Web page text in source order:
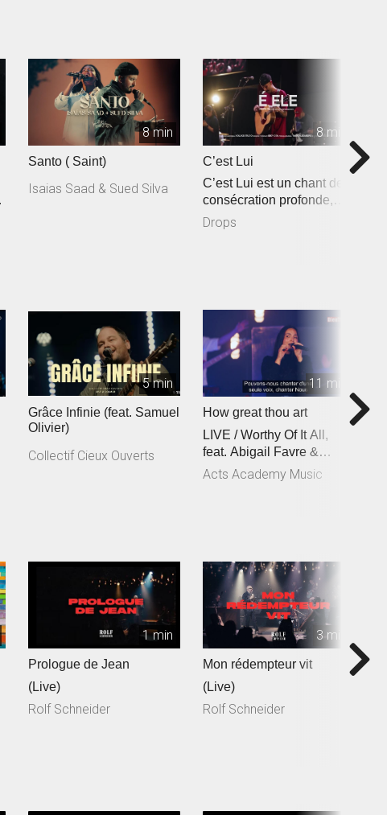
8 min
Santo ( Saint)
Isaias Saad & Sued Silva
8 min
C’est Lui
C’est Lui est un chant de
consécration profonde,
inspiré de Jean 3.30 : « I...
Drops
5 min
Grâce Infinie (feat. Samuel
Olivier)
Collectif Cieux Ouverts
11 min
How great thou art
LIVE / Worthy Of It All,
feat. Abigail Favre &
Esben Engholm
Acts Academy Music
1 min
Prologue de Jean
(Live)
Rolf Schneider
3 min
Mon rédempteur vit
(Live)
Rolf Schneider